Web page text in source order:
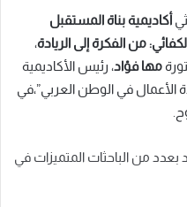
أكاديمية بناة المستقبل
من الفكرة إلى الريادة،
مها فؤاد، رئيس الأكاديمية
الأعمال في الوطن العربي”،في
من الباحثات المتميزات في